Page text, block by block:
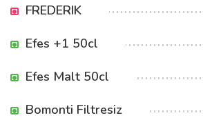
FREDERIK
Efes +1 50cl
Efes Malt 50cl
Bomonti Filtresiz